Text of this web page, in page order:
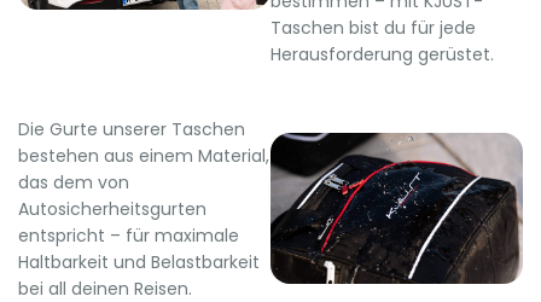
Taschen bist du für jede
Herausforderung gerüstet.
Die Gurte unserer Taschen
bestehen aus einem Material,
das dem von
Autosicherheitsgurten
entspricht – für maximale
Haltbarkeit und Belastbarkeit
bei all deinen Reisen.